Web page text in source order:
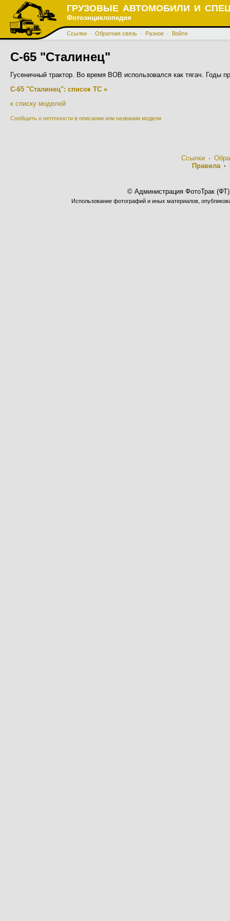
ГРУЗОВЫЕ АВТОМОБИЛИ И
Фотоэнциклопедия
Ссылки · Обратная связь · Разное · Войти
С-65 "Сталинец"
Гусеничный трактор. Во время ВОВ использовался как тягач. Годы
С-65 "Сталинец": список ТС »
к списку моделей
Сообщить о неточности в описании или названии модели
Ссылки·
Правила·
© Администрация ФотоТрак
Использование фотографий и иных материалов,